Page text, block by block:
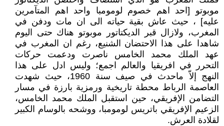
موبوتو [احد اهم خصوم لومومبا واحد اهم المتآمرين
عليه] ، حيث عاش بقية حياته الى ان مات ودفن في
المغرب، ولازال قبر الديكتاتور موبوتو هناك حتى اليوم
شاهدا على هذا الاحتضان الشنيع، رغم ان المغرب في
عهد الملك محمد الخامس ناصرت ودعمت حركات
التحرر في افريقيا والعالم اجمع؛ وليس ادل على هذا
النهج إلاّ ماحدث في صيف سنة 1960، حيث شهدت
العاصمة الرباط محطة تاريخية ورمزية بارزة في مسار
التضامن الإفريقي، حين استقبل الملك محمد الخامس،
الزعيم الإفريقي باتريس لومومبا، ووشحه بالوسام الكبير
لقلادة العرش.